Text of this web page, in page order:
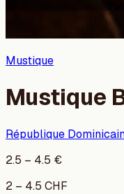
Mustique
Mustique
République
2.5 – 4.5 €
2 – 4.5 CHF